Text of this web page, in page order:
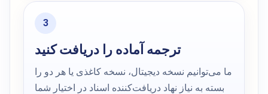
ترجمه آماده را دریافت کنید
ما می‌توانیم نسخه دیجیتال، نسخه کاغذی یا هر دو را
بسته به نیاز نهاد دریافت‌کننده اسناد در اختیار شما